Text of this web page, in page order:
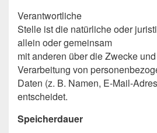
Verantwortliche
Stelle ist die natürliche oder
allein oder gemeinsam
mit anderen über die Zwecke
Verarbeitung von
Daten (z. B. Namen, E-Mail-
entscheidet.
Speicherdauer